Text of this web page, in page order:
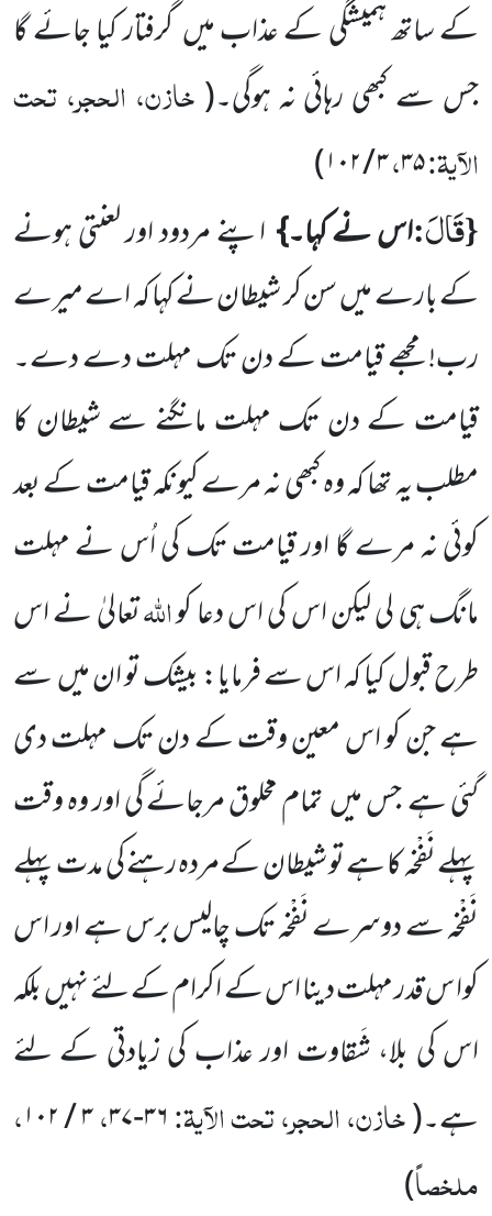
کے ساتھ ہمیشگی کے عذاب میںگرفتار کیا جائے گا
جس سے کبھی رہائی نہ ہوگی۔(خازن، الحجر، تحت
الآیۃ:۳۵،۳ / ۱۰۲ )
{قَالَ:اس نے کہا۔} اپنے مردود اور لعنتیہونے
کے بارے میںسن کر شیطان نے کہا کہ اے میرے
رب! مجھے قیامت کے دن تک مہلت دے دے۔
قیامت کے دن تک مہلت مانگنے سے شیطان کا
مطلب یہ تھا کہ وہ کبھی نہ مرے کیونکہقیامت کے بعد
کوئی نہ مرے گا اور قیامت تک کی اُس نے مہلت
مانگ ہی لی لیکن اس کی اس دعا کواللّٰہتعالیٰ نے اس
طرحقبول کیا کہ اس سے فرمایا: بیشک تو ان میںسے
ہے جن کو اس معین وقت کے دن تک مہلت دی
گئی ہےجس میںتمام مخلوق مرجائے گی اور وہ وقت
پہلے نَفْخہ کا ہے تو شیطان کے مردہ رہنے کی مدت پہلے
نَفْخہ سے دوسرے نَفْخہ تک چالیس برس ہے اور اس
کوا س قدر مہلت دینا اس کے اکرام کے لئے نہیںبلکہ
اس کی بلا، شَقاوت اور عذاب کی زیادتی کے لئے
ہے۔(خازن، الحجر، تحت الآیۃ:۳۶-۳۷ ،۳ / ۱۰۲
،
ملخصاً)